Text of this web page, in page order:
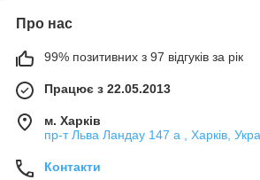
Зайняти Перше місце в мережі
обслуговування і легкості здійснення
інтернет магазинів і торгових
Бути надійним партнером для наших
· Створення і нарощування надійної бази
Про нас
99% позитивних з 97 відгуків за рік
Працює з 22.05.2013
м. Харків
пр-т Льва Ландау 147 а , Харків,
Контакти